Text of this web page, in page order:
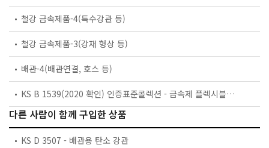
철강 금속제품-4(특수강관 등)
철강 금속제품-3(강재 형상 등)
배관-4(배관연결, 호스 등)
KS B 1539(2020 확인) 인증표준콜렉션 - 금속제 플렉시블 호스
다른 사람이 함께 구입한 상품
KS D 3507 - 배관용 탄소 강관